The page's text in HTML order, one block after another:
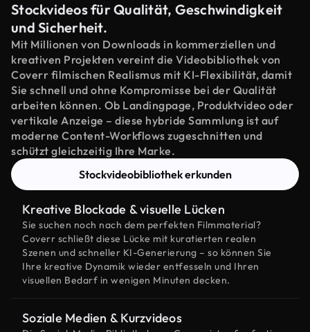
Stockvideos für Qualität, Geschwindigkeit
und Sicherheit.
Mit Millionen von Downloads in kommerziellen und
kreativen Projekten vereint die Videobibliothek von
Coverr filmischen Realismus mit KI-Flexibilität, damit
Sie schnell und ohne Kompromisse bei der Qualität
arbeiten können. Ob Landingpage, Produktvideo oder
vertikale Anzeige – diese hybride Sammlung ist auf
moderne Content-Workflows zugeschnitten und
schützt gleichzeitig Ihre Marke.
Stockvideobibliothek erkunden
Kreative Blockade & visuelle Lücken
Sie suchen noch nach dem perfekten Filmmaterial?
Coverr schließt diese Lücke mit kuratierten realen
Szenen und schneller KI-Generierung – so können Sie
Ihre kreative Dynamik wieder entfesseln und Ihren
visuellen Bedarf in wenigen Minuten decken.
Soziale Medien & Kurzvideos